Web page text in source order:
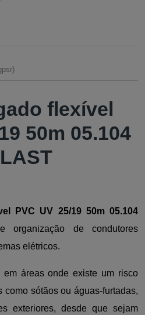
flexível
50m 05.104
PVC UV 25/19 50m 05.104
organização de condutores
elétricos.
em áreas onde existe um risco
sótãos ou águas-furtadas,
exteriores, desde que sejam